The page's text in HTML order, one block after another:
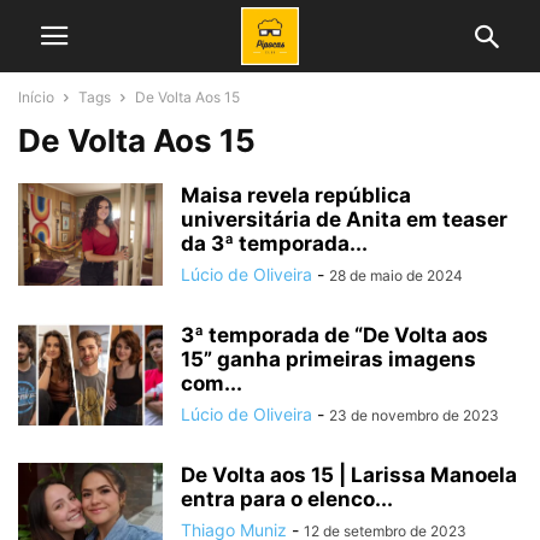
Início Tags De Volta Aos 15
De Volta Aos 15
Maisa revela república
universitária de Anita em teaser
da 3ª temporada...
Lúcio de Oliveira - 28 de maio de 2024
3ª temporada de “De Volta aos
15” ganha primeiras imagens
com...
Lúcio de Oliveira - 23 de novembro de 2023
De Volta aos 15 | Larissa Manoela
entra para o elenco...
Thiago Muniz - 12 de setembro de 2023